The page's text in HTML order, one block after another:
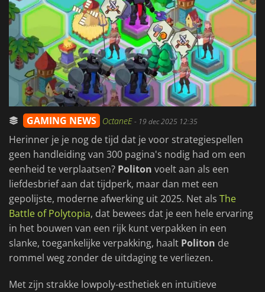
GAMING NEWS OctaneE- 19 dec 2025 12:35
Herinner je je nog de tijd dat je voor strategiespellen
geen handleiding van 300 pagina's nodig had om een
eenheid te verplaatsen? Politon voelt aan als een
liefdesbrief aan dat tijdperk, maar dan met een
gepolijste, moderne afwerking uit 2025. Net als The
Battle of Polytopia, dat bewees dat je een hele ervaring
in het bouwen van een rijk kunt verpakken in een
slanke, toegankelijke verpakking, haalt Politon de
rommel weg zonder de uitdaging te verliezen.
Met zijn strakke lowpoly-esthetiek en intuïtieve